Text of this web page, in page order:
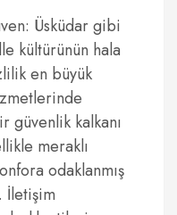
Üsküdar gibi
kültürünün hala
en büyük
kalkanı
meraklı
odaklanmış
İletişim